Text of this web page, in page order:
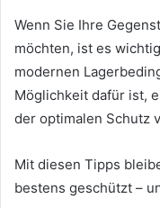
Wenn Sie Ihre
möchten, ist es
modernen
Möglichkeit dafür ist,
der optimalen Schutz
Mit diesen Tipps
bestens geschützt –